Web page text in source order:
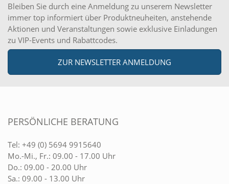
Bleiben Sie durch eine Anmeldung zu unserem Newsletter
immer top informiert über Produktneuheiten, anstehende
Aktionen und Veranstaltungen sowie exklusive Einladungen
zu VIP-Events und Rabattcodes.
ZUR NEWSLETTER ANMELDUNG
PERSÖNLICHE BERATUNG
Tel: +49 (0) 5694 9915640
Mo.-Mi., Fr.: 09.00 - 17.00 Uhr
Do.: 09.00 - 20.00 Uhr
Sa.: 09.00 - 13.00 Uhr